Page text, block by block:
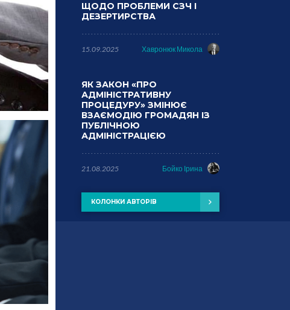
ЩОДО ПРОБЛЕМИ СЗЧ І
ДЕЗЕРТИРСТВА
15.09.2025 Хавронюк Микола
ЯК ЗАКОН «ПРО
АДМІНІСТРАТИВНУ
ПРОЦЕДУРУ» ЗМІНЮЄ
ВЗАЄМОДІЮ ГРОМАДЯН ІЗ
ПУБЛІЧНОЮ
АДМІНІСТРАЦІЄЮ
21.08.2025 Бойко Ірина
КОЛОНКИ АВТОРІВ